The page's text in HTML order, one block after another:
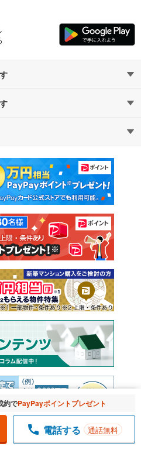
一覧を開く
約でPayPayポイントプレゼント
電話する 通話無料
中古マンション
中古一戸建て
土地
教えて！住まいの先生